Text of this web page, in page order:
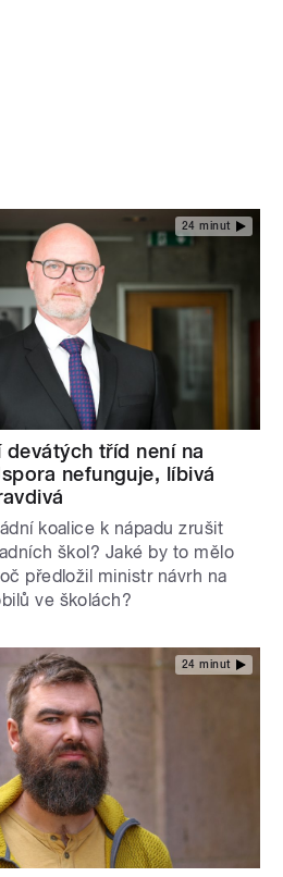
24 minut
devátých tříd není na
nefunguje, líbivá
koalice k nápadu zrušit
škol? Jaké by to mělo
předložil ministr návrh na
ve školách?
24 minut